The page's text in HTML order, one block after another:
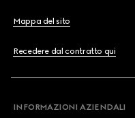
Mappa del sito
Recedere dal contratto qui
INFORMAZIONI AZIENDALI